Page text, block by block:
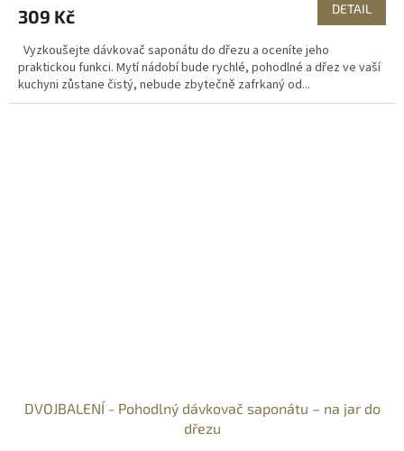
309 Kč DETAIL
Vyzkoušejte dávkovač saponátu do dřezu a oceníte jeho
praktickou funkci. Mytí nádobí bude rychlé, pohodlné a dřez ve vaší
kuchyni zůstane čistý, nebude zbytečně zafrkaný od...
DVOJBALENÍ - Pohodlný dávkovač saponátu – na jar do
dřezu